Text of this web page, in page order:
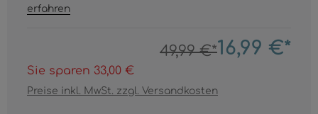
erfahren
49,99 €*16,99 €*
Sie sparen 33,00 €
Preise inkl. MwSt. zzgl. Versandkosten